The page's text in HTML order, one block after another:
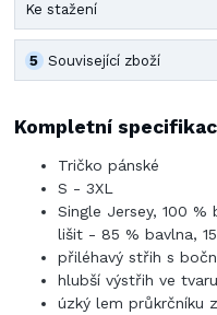
Ke stažení
Související zboží
5
Kompletní
Tričko pánské
S - 3XL
Single Jersey, 100 %
lišit - 85 % bavlna,
přiléhavý střih s
hlubší výstřih ve
úzký lem průkrčníku